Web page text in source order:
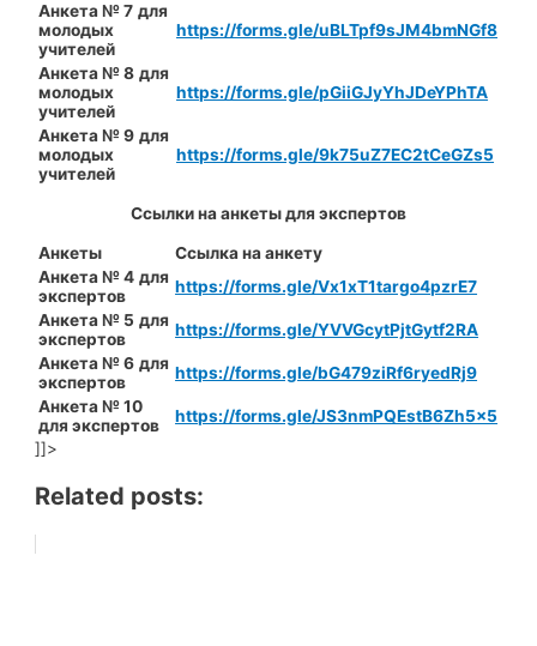
Анкета № 7 для
молодых
учителей
https://forms.gle/uBLTpf9sJM4bmNGf8
Анкета № 8 для
молодых
учителей
https://forms.gle/pGiiGJyYhJDeYPhTA
Анкета № 9 для
молодых
учителей
https://forms.gle/9k75uZ7EC2tCeGZs5
Ссылки на анкеты для экспертов
Анкеты
Ссылка на анкету
Анкета № 4 для
экспертов
https://forms.gle/Vx1xT1targo4pzrE7
Анкета № 5 для
экспертов
https://forms.gle/YVVGcytPjtGytf2RA
Анкета № 6 для
экспертов
https://forms.gle/bG479ziRf6ryedRj9
Анкета № 10
для экспертов
https://forms.gle/JS3nmPQEstB6Zh5x5
]]>
Related posts: